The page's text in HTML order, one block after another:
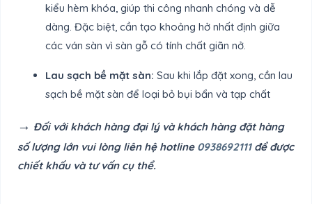
kiểu hèm khóa, giúp thi công nhanh chóng và dễ
dàng. Đặc biệt, cần tạo khoảng hở nhất định giữa
các ván sàn vì sàn gỗ có tính chất giãn nở.
Lau sạch bề mặt sàn: Sau khi lắp đặt xong, cần lau
sạch bề mặt sàn để loại bỏ bụi bẩn và tạp chất
→ Đối với khách hàng đại lý và khách hàng đặt hàng
số lượng lớn vui lòng liên hệ hotline 0938692111để được
chiết khấu và tư vấn cụ thể.